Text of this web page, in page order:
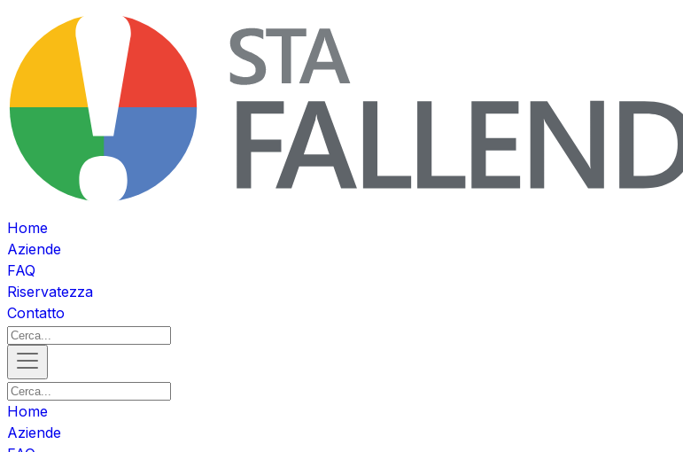
Home
Aziende
FAQ
Riservatezza
Contatto
Home
Aziende